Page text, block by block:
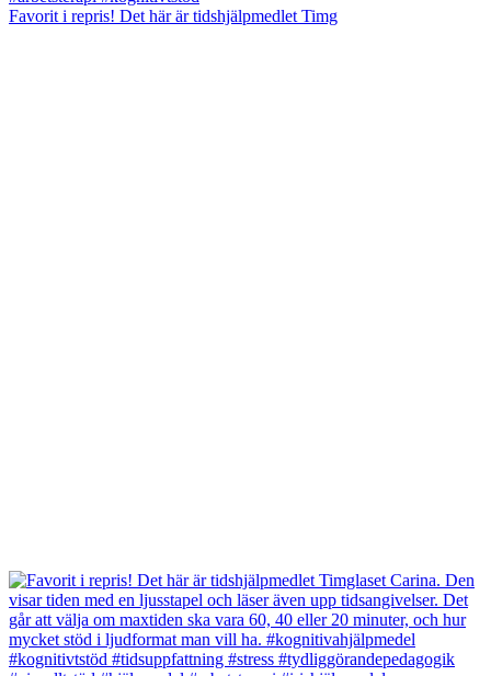
Favorit i repris! Det här är tidshjälpmedlet Timg